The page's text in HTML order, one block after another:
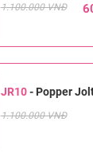
1.100.000 VNĐ
JR10- Popper
1.100.000 VNĐ